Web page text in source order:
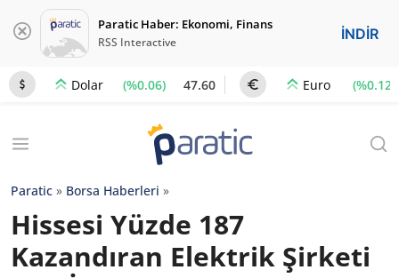
Paratic Haber: Ekonomi, Finans
RSS Interactive İNDİR
Dolar (%0.06) 47.60 Euro (%0.12)
Paratic » Borsa Haberleri »
Hissesi Yüzde 187
Kazandıran Elektrik Şirketi